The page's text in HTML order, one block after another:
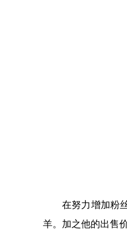
在努力增加粉
羊。加之他的出售